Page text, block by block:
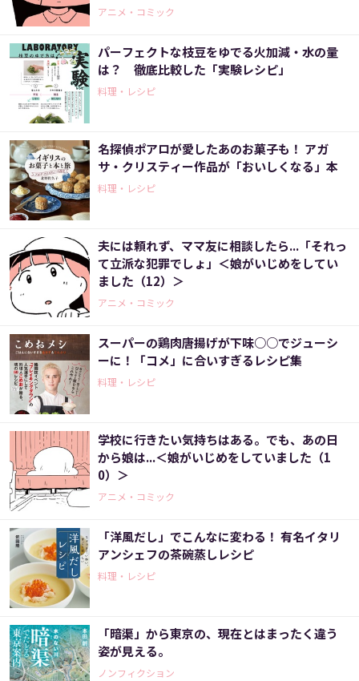
アニメ・コミック
パーフェクトな枝豆をゆでる火加減・水の量
は？ 徹底比較した「実験レシピ」
料理・レシピ
名探偵ポアロが愛したあのお菓子も！ アガ
サ・クリスティー作品が「おいしくなる」本
料理・レシピ
夫には頼れず、ママ友に相談したら...「それっ
て立派な犯罪でしょ」＜娘がいじめをしてい
ました（12）＞
アニメ・コミック
スーパーの鶏肉唐揚げが下味○○でジューシ
ーに！「コメ」に合いすぎるレシピ集
料理・レシピ
学校に行きたい気持ちはある。でも、あの日
から娘は...＜娘がいじめをしていました（1
0）＞
アニメ・コミック
「洋風だし」でこんなに変わる！ 有名イタリ
アンシェフの茶碗蒸しレシピ
料理・レシピ
「暗渠」から東京の、現在とはまったく違う
姿が見える。
ノンフィクション